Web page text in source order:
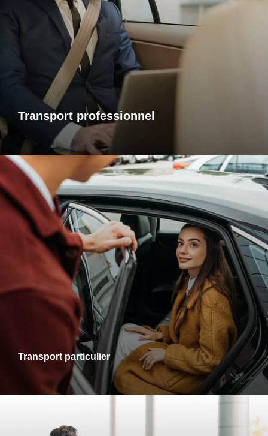
Transport professionnel
Transports professionnels
Je vous propose un service de transport dédié aux
déplacements d’affaires, adapté à vos besoins et à vos
contraintes. Que ce soit pour un rendez-vous, une réunion
ou bien un évènement, profitez d’un service ponctuel, discret
et confortable.
Transport particulier
Transports particuliers
Que ce soit pour une sortie en ville, une visite chez des
proches ou un rendez-vous personnel, je vous accompagne
dans tous vos trajets avec fiabilité et confort. Profitez d’un
service adapté à vos besoins, alliant ponctualité et
disponibilité.